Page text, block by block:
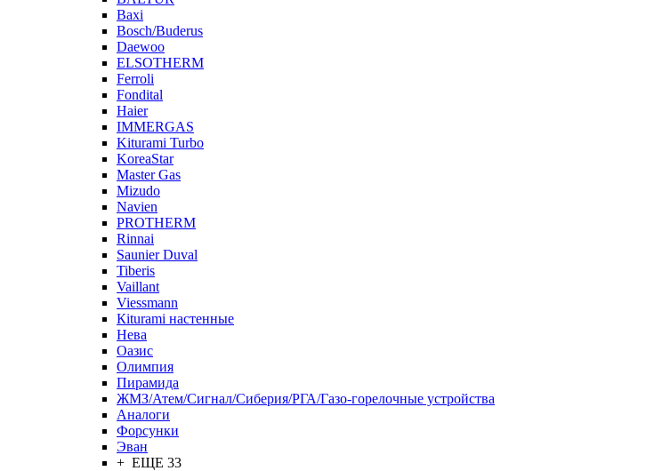
Baxi
Bosch/Buderus
Daewoo
ELSOTHERM
Ferroli
Fondital
Haier
IMMERGAS
Kiturami Turbo
KoreaStar
Master Gas
Mizudo
Navien
PROTHERM
Rinnai
Saunier Duval
Tiberis
Vaillant
Viessmann
Кiturami настенные
Нева
Оазис
Олимпия
Пирамида
ЖМЗ/Атем/Сигнал/Сиберия/РГА/Газо-горелочные устройства
Aналоги
Форсунки
Эван
+ ЕЩЕ 33